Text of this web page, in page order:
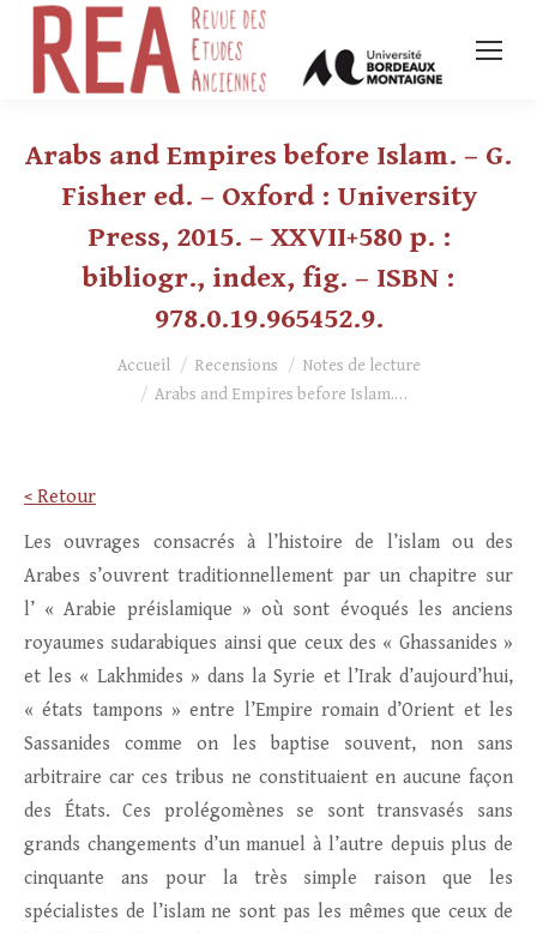
Arabs and Empires before Islam. – G.
Fisher ed. – Oxford : University
Press, 2015. – XXVII+580 p. :
bibliogr., index, fig. – ISBN :
978.0.19.965452.9.
Vous êtes ici :Accueil Recensions
Notes de lecture
Arabs and Empires before Islam.…
< Retour
Les ouvrages consacrés à l’histoire de l’islam ou des
Arabes s’ouvrent traditionnellement par un chapitre sur
l’ « Arabie préislamique » où sont évoqués les anciens
royaumes sudarabiques ainsi que ceux des « Ghassanides »
et les « Lakhmides » dans la Syrie et l’Irak d’aujourd’hui,
« états tampons » entre l’Empire romain d’Orient et les
Sassanides comme on les baptise souvent, non sans
arbitraire car ces tribus ne constituaient en aucune façon
des États. Ces prolégomènes se sont transvasés sans
grands changements d’un manuel à l’autre depuis plus de
cinquante ans pour la très simple raison que les
spécialistes de l’islam ne sont pas les mêmes que ceux de